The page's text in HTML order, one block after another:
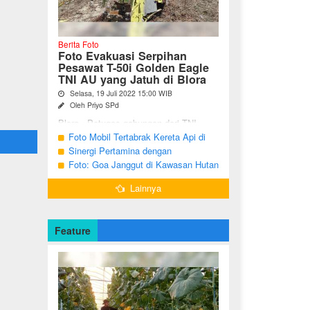
Berita Foto
Foto Evakuasi Serpihan
Pesawat T-50i Golden Eagle
TNI AU yang Jatuh di Blora
Selasa, 19 Juli 2022 15:00 WIB
Oleh Priyo SPd
Blora - Petugas gabungan dari TNI,
Polri, BPBD dan warga sekitar terus
melakukan pencarian terhadap serpihan
pesawat tempur T-50i Golden ...
Foto Mobil Tertabrak Kereta Api di
Kalitidu, Bojonegoro
Sinergi Pertamina dengan
Masyarakat Desa
Foto: Goa Janggut di Kawasan Hutan
Ngorogunung, Bubulan, Bojonegoro
Lainnya
Feature